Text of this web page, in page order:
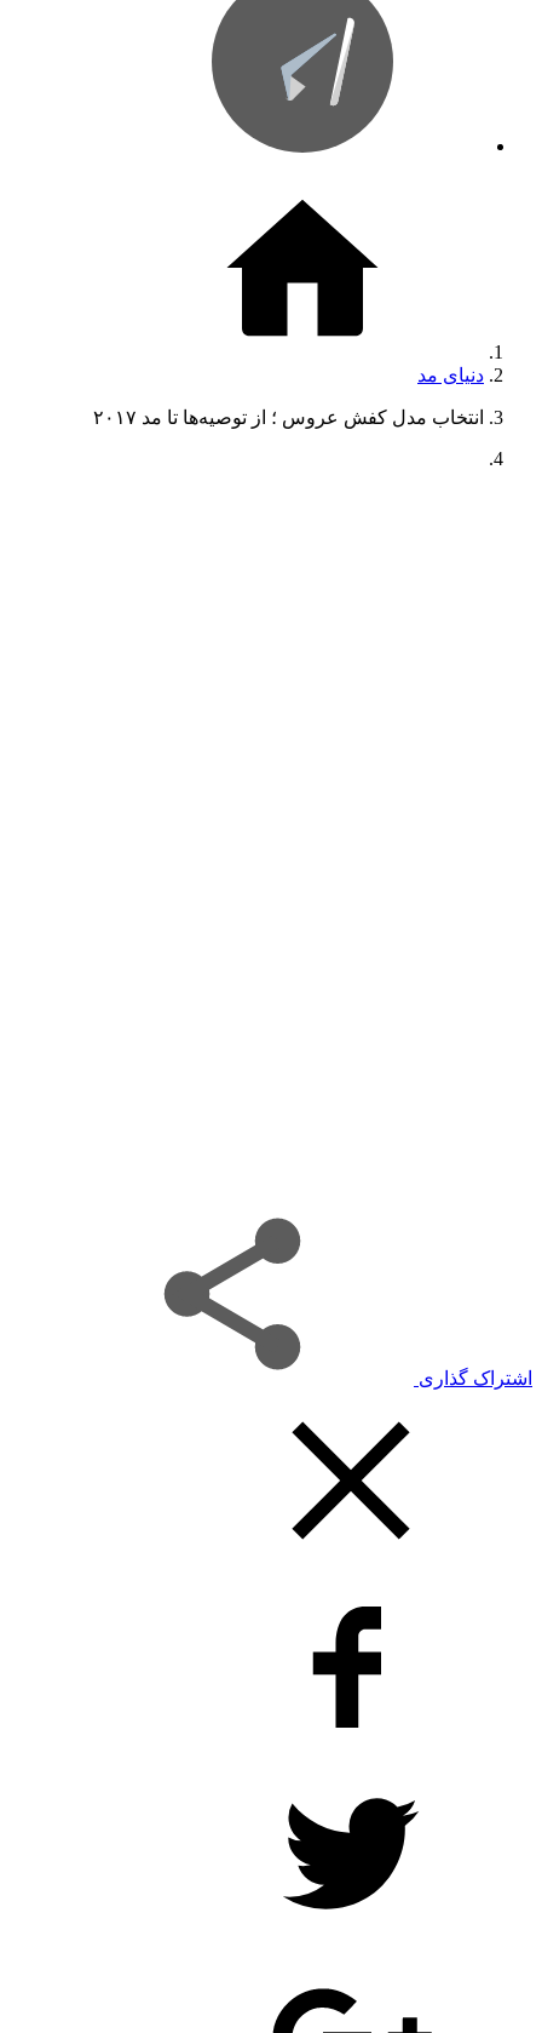
دنیای مد
انتخاب مدل کفش عروس ؛ از توصیه‌ها تا مد ۲۰۱۷
اشتراک گذاری